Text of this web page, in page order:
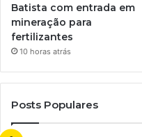
Batista com entrada em
mineração para
fertilizantes
10 horas atrás
Posts Populares